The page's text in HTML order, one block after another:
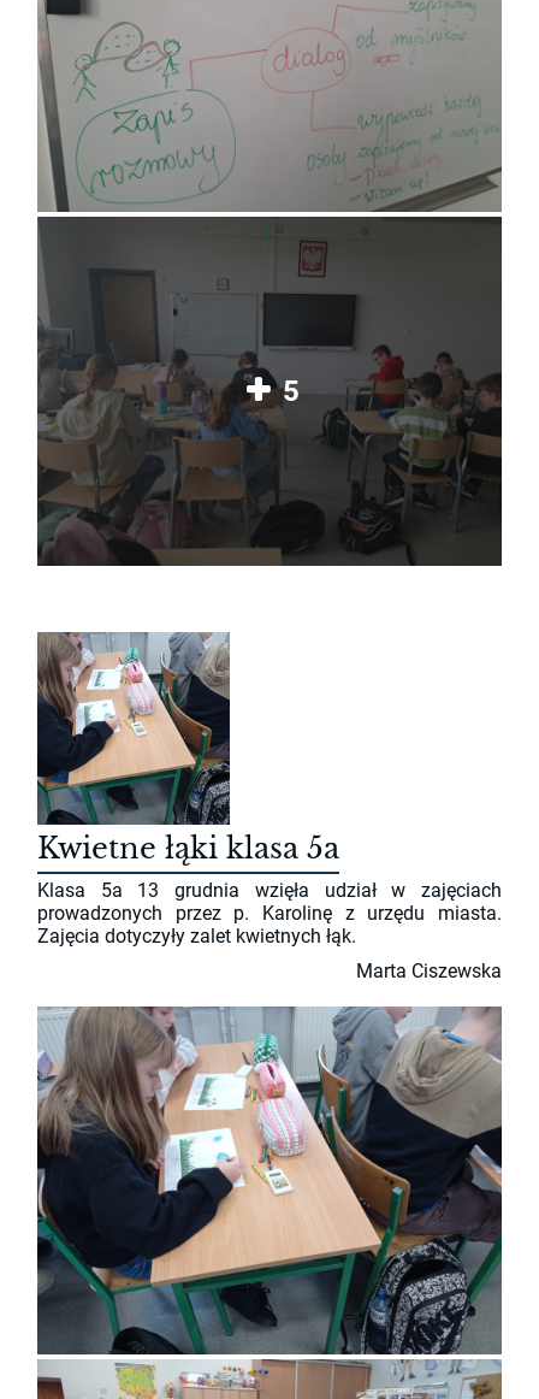
5
Kwietne łąki klasa 5a
Klasa 5a 13 grudnia wzięła udział w zajęciach
prowadzonych przez p. Karolinę z urzędu miasta.
Zajęcia dotyczyły zalet kwietnych łąk.
Marta Ciszewska